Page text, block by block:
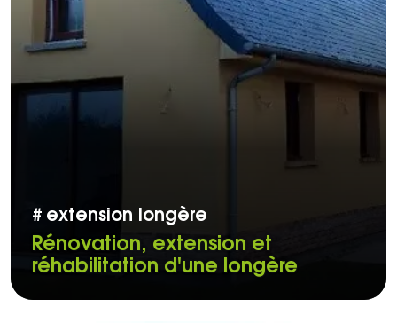
# extension longère
Rénovation, extension et
réhabilitation d'une longère